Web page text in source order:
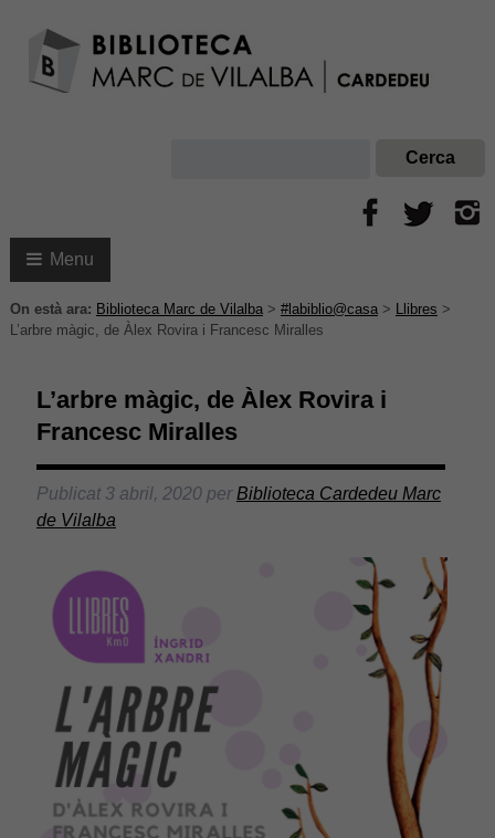
Menu
On està ara: Biblioteca Marc de Vilalba> #labiblio@casa> Llibres >
L’arbre màgic, de Àlex Rovira i Francesc Miralles
L’arbre màgic, de Àlex Rovira i
Francesc Miralles
Publicat 3 abril, 2020perBiblioteca Cardedeu Marc
de Vilalba